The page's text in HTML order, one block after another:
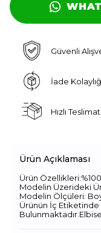
Güvenli
İade
Hızlı Teslimat
Ürün Açıklaması
Ürün
Modelin Üzerideki
Modelin Ölçüleri:
Ürünün İç Etiketinde